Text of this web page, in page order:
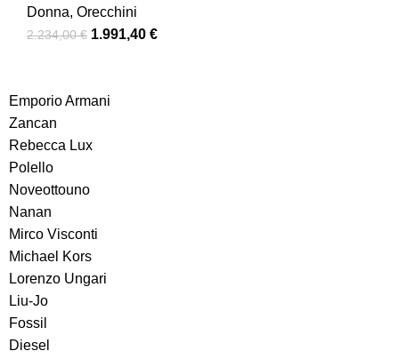
Donna, Orecchini
2.234,00€ 1.991,40 €
Emporio Armani
Zancan
Rebecca Lux
Polello
Noveottouno
Nanan
Mirco Visconti
Michael Kors
Lorenzo Ungari
Liu-Jo
Fossil
Diesel